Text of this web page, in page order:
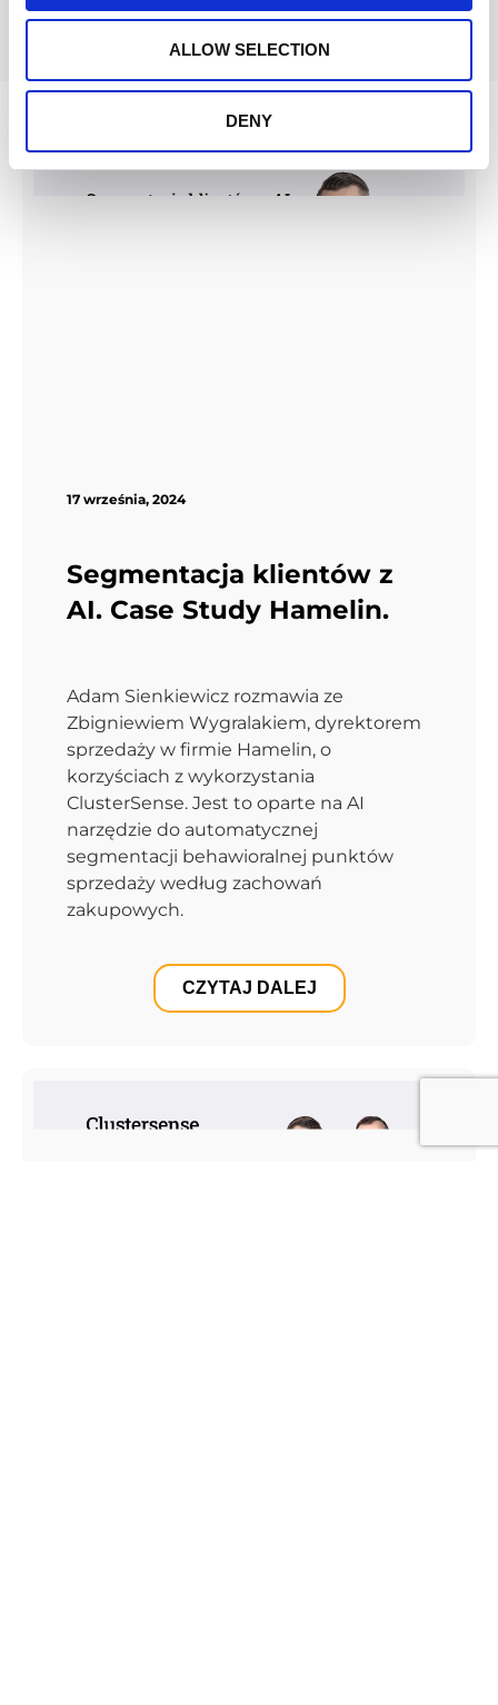
ALLOW SELECTION
DENY
CZYTAJ DALEJ
17 września, 2024
Segmentacja klientów z
AI. Case Study Hamelin.
Adam Sienkiewicz rozmawia ze
Zbigniewiem Wygralakiem, dyrektorem
sprzedaży w firmie Hamelin, o
korzyściach z wykorzystania
ClusterSense. Jest to oparte na AI
narzędzie do automatycznej
segmentacji behawioralnej punktów
sprzedaży według zachowań
zakupowych.